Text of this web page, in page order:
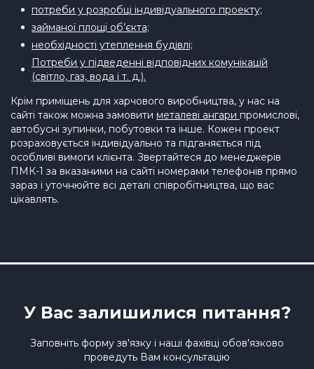
потреби у розробці індивідуального проекту;
займаної площі об’єкта;
необхідності утеплення будівлі;
Потреби у підведенні відповідних комунікацій
(світло, газ, вода і т. д.).
Крім приміщень для харчового виробництва, у нас на
сайті також можна замовити металеві ангари промислові,
автобусні зупинки, побутовки та інше. Кожен проект
розраховується індивідуально та підганяється під
особливі вимоги клієнта. Звертайтеся до менеджерів
ПМК-1 за вказаними на сайті номерами телефонів прямо
зараз і уточнюйте всі деталі співробітництва, що вас
цікавлять.
У Вас залишилися питання?
Заповніть форму зв'язку і наші фахівці обов'язково
проведуть Вам консультацію